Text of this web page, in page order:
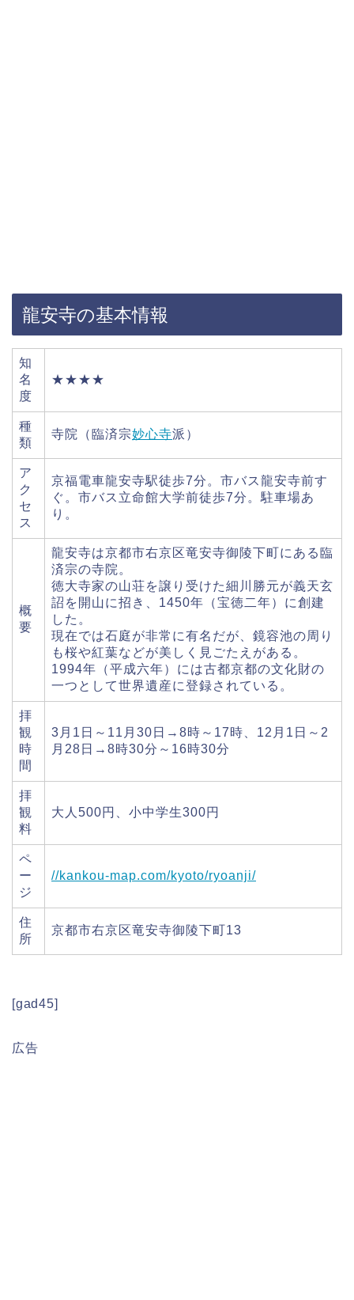
龍安寺の基本情報
知
名
度
★★★★
種
類
寺院（臨済宗妙心寺派）
ア
ク
セ
ス
京福電車龍安寺駅徒歩7分。市バス龍安寺前す
ぐ。市バス立命館大学前徒歩7分。駐車場あ
り。
概
要
龍安寺は京都市右京区竜安寺御陵下町にある臨
済宗の寺院。
徳大寺家の山荘を譲り受けた細川勝元が義天玄
詔を開山に招き、1450年（宝徳二年）に創建
した。
現在では石庭が非常に有名だが、鏡容池の周り
も桜や紅葉などが美しく見ごたえがある。
1994年（平成六年）には古都京都の文化財の
一つとして世界遺産に登録されている。
拝
観
時
間
3月1日～11月30日→8時～17時、12月1日～2
月28日→8時30分～16時30分
拝
観
料
大人500円、小中学生300円
ペ
ー
ジ
//kankou-map.com/kyoto/ryoanji/
住
所
京都市右京区竜安寺御陵下町13
[gad45]
広告